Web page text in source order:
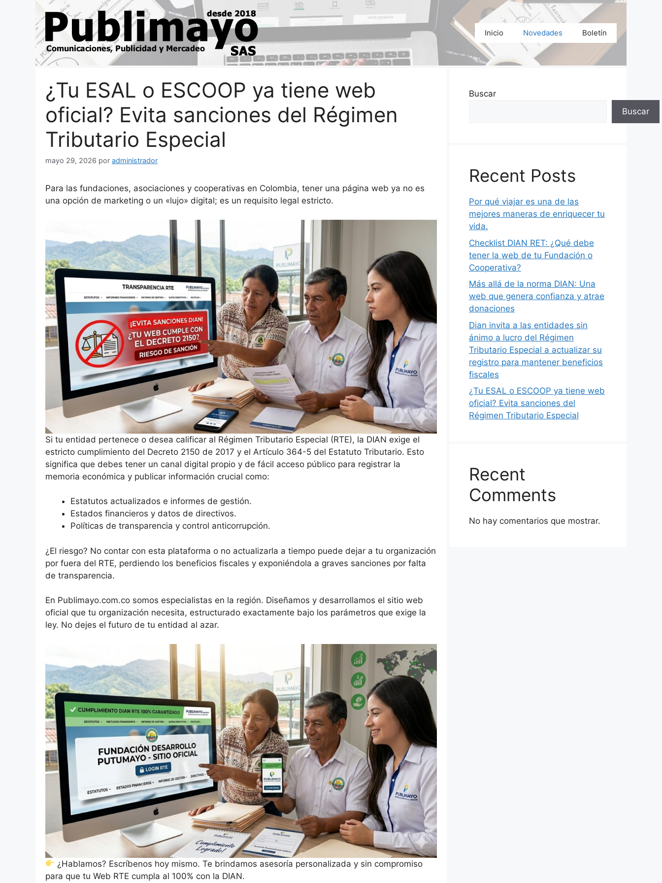
contenido
Inicio Novedades Boletín
¿Tu ESAL o ESCOOP ya tiene web
oficial? Evita sanciones del Régimen
Tributario Especial
mayo 29, 2026 por administrador
Para las fundaciones, asociaciones y cooperativas en Colombia, tener una página web ya no es
una opción de marketing o un «lujo» digital; es un requisito legal estricto.
Si tu entidad pertenece o desea calificar al Régimen Tributario Especial (RTE), la DIAN exige el
estricto cumplimiento del Decreto 2150 de 2017 y el Artículo 364-5 del Estatuto Tributario. Esto
significa que debes tener un canal digital propio y de fácil acceso público para registrar la
memoria económica y publicar información crucial como:
Estatutos actualizados e informes de gestión.
Estados financieros y datos de directivos.
Políticas de transparencia y control anticorrupción.
¿El riesgo? No contar con esta plataforma o no actualizarla a tiempo puede dejar a tu organización
por fuera del RTE, perdiendo los beneficios fiscales y exponiéndola a graves sanciones por falta
de transparencia.
En Publimayo.com.co somos especialistas en la región. Diseñamos y desarrollamos el sitio web
oficial que tu organización necesita, estructurado exactamente bajo los parámetros que exige la
ley. No dejes el futuro de tu entidad al azar.
¿Hablamos? Escríbenos hoy mismo. Te brindamos asesoría personalizada y sin compromiso
para que tu Web RTE cumpla al 100% con la DIAN.
Buscar
Buscar
Recent Posts
Por qué viajar es una de las
mejores maneras de enriquecer tu
vida.
Checklist DIAN RET: ¿Qué debe
tener la web de tu Fundación o
Cooperativa?
Más allá de la norma DIAN: Una
web que genera confianza y atrae
donaciones
Dian invita a las entidades sin
ánimo a lucro del Régimen
Tributario Especial a actualizar su
registro para mantener beneficios
fiscales
¿Tu ESAL o ESCOOP ya tiene web
oficial? Evita sanciones del
Régimen Tributario Especial
Recent
Comments
No hay comentarios que mostrar.